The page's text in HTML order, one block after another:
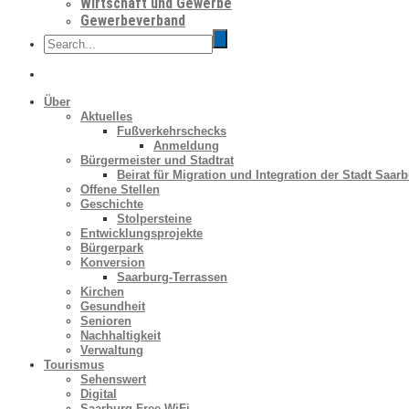
Gewerbeverband
Über
Aktuelles
Fußverkehrschecks
Anmeldung
Bürgermeister und Stadtrat
Beirat für Migration und Integration der Stadt
Offene Stellen
Geschichte
Stolpersteine
Entwicklungsprojekte
Bürgerpark
Konversion
Saarburg-Terrassen
Kirchen
Gesundheit
Senioren
Nachhaltigkeit
Verwaltung
Tourismus
Sehenswert
Digital